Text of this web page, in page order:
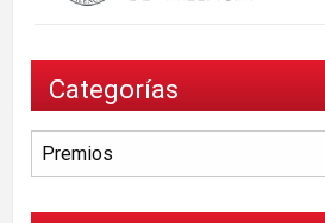
Categorías
Categorías